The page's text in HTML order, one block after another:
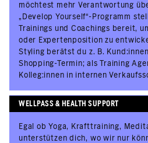
möchtest mehr Verantwortung
„Develop Yourself“-Programm
Trainings und Coachings bereit,
oder Expertenposition zu
Styling berätst du z. B.
Shopping-Termin; als Training
Kolleg:innen in internen
WELLPASS & HEALTH SUPPORT
Egal ob Yoga, Krafttraining,
unterstützen dich, wo wir nur